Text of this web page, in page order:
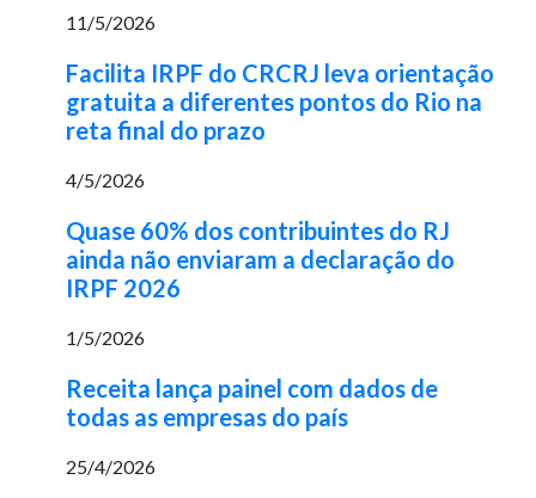
11/5/2026
Facilita IRPF do CRCRJ leva orientação
gratuita a diferentes pontos do Rio na
reta final do prazo
4/5/2026
Quase 60% dos contribuintes do RJ
ainda não enviaram a declaração do
IRPF 2026
1/5/2026
Receita lança painel com dados de
todas as empresas do país
25/4/2026